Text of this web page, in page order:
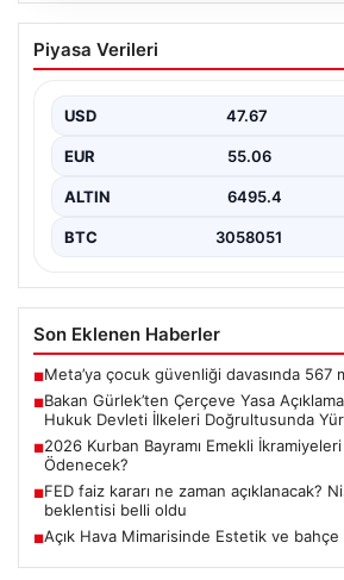
Bakan Gürlek’ten Çerçeve
Açıklaması: “Tüm İşlemler
Yürütülecek”
Adalet Bakanı Akın Gürlek, terörle
dönemi başlatacak çerçeve yasanın
Piyasa Verileri
USD 47.67
EUR 55.06
ALTIN 6495.4
BTC 3058051
Son Eklenen Haberler
■Meta’ya çocuk güvenliği davasında 567
■Bakan Gürlek’ten Çerçeve Yasa
Hukuk Devleti İlkeleri Doğrultusunda
■2026 Kurban Bayramı Emekli
Ödenecek?
■FED faiz kararı ne zaman açıklanacak?
beklentisi belli oldu
■Açık Hava Mimarisinde Estetik ve bahçe